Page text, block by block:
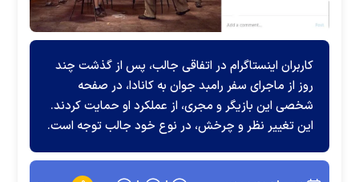
کاربران اینستاگرام در اتفاقی جالب، پس از گذشت چند
روز از ماجرای سفر رامبد جوان به کانادا، در صفحه
شخصی این بازیگر و مجری، از عملکرد او حمایت کردند.
این تغییر نظر و چرخش، در نوع خود جالب توجه است.